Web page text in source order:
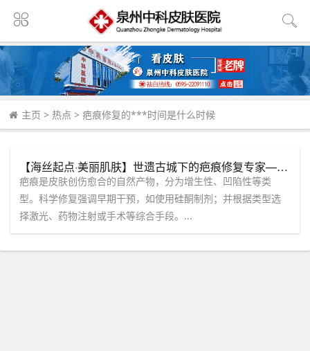
主页 > 热点 > 疤痕修复的***时间是什么时候
【海丝起点·美丽肌肤】世遗古城下的疤痕修复专家——福建泉州中科皮肤医院
疤痕是皮肤创伤愈合的自然产物，分为增生性、凹陷性等类
型。科学修复强调早期干预，如使用硅酮制剂；并根据类型选
择激光、药物注射或手术等综合手段。...